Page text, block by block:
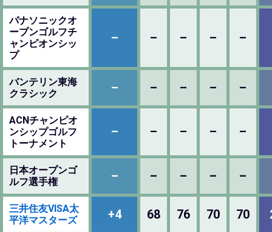
パナソニックオ
ープンゴルフチ
ャンピオンシッ
プ
– – – – –
バンテリン東海
クラシック
– – – – –
ACNチャンピオ
ンシップゴルフ
トーナメント
– – – – –
日本オープンゴ
ルフ選手権
– – – – –
三井住友VISA太
平洋マスターズ
+4 68 76 70 70